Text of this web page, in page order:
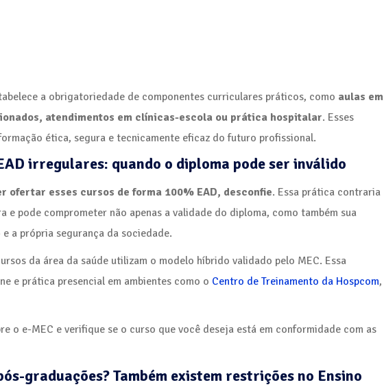
a obrigatoriedade de componentes curriculares práticos, como aulas em
atendimentos em clínicas-escola ou prática hospitalar. Esses
ética, segura e tecnicamente eficaz do futuro profissional.
irregulares: quando o diploma pode ser inválido
ofertar esses cursos de forma 100% EAD, desconfie. Essa prática contraria
e pode comprometer não apenas a validade do diploma, como também sua
a própria segurança da sociedade.
da área da saúde utilizam o modelo híbrido validado pelo MEC. Essa
e prática presencial em ambientes como o Centro de Treinamento da Hospcom,
o e-MEC e verifique se o curso que você deseja está em conformidade com as
graduações? Também existem restrições no Ensino